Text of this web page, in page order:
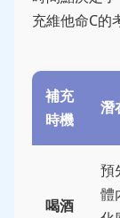
充維他命C的
補充
時機
潛
喝酒
預
體